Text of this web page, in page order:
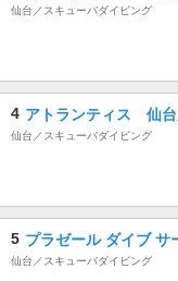
仙台／スキューバダイビング
4 アトランティス 仙
仙台／スキューバダイビング
5 プラゼール ダイブ サ
仙台／スキューバダイビング